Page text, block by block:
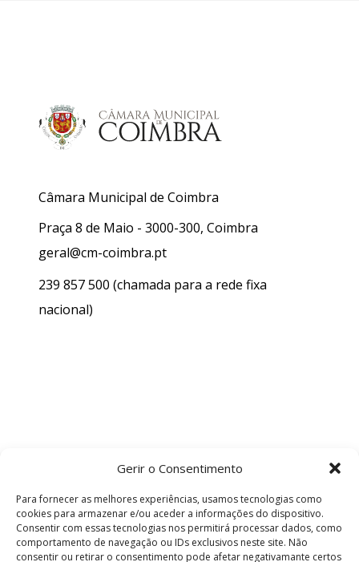
Gerir o Consentimento
Para fornecer as melhores experiências, usamos tecnologias como
cookies para armazenar e/ou aceder a informações do dispositivo.
Consentir com essas tecnologias nos permitirá processar dados, como
comportamento de navegação ou IDs exclusivos neste site. Não
consentir ou retirar o consentimento pode afetar negativamante certos
Câmara Municipal de Coimbra
Praça 8 de Maio - 3000-300, Coimbra
geral@cm-coimbra.pt
239 857 500 (chamada para a rede fixa
nacional)